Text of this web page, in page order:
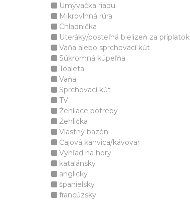
Umývačka riadu
Mikrovlnná rúra
Chladnička
Uteráky/posteľná bielizeň za príplatok
Vaňa alebo sprchovací kút
Súkromná kúpeľňa
Toaleta
Vaňa
Sprchovací kút
TV
Žehliace potreby
Žehlička
Vlastný bazén
Čajová kanvica/kávovar
Výhľad na hory
katalánsky
anglicky
španielsky
francúzsky